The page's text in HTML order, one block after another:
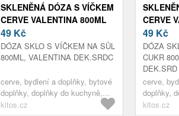
SKLENĚNÁ DÓZA S VÍČKEM
CERVE VALENTINA 800ML
SRDCE SŮL
49 Kč
DÓZA SKLO S VÍČKEM NA SŮL
800ML, VALENTINA DEK.SRDC
cerve, bydlení a doplňky, bytové
doplňky, doplňky do kuchyně,
skladování a balení potravin,
kitos.cz
CERVE
SRDCE
49 Kč
DÓZA
CUKR
DEK.SRD
cerve,
doplňky,
kitos.cz